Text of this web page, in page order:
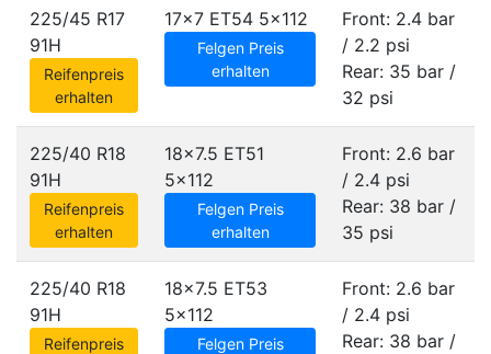
225/45 R17
91H
Reifenpreis
erhalten
17x7 ET54 5x112
Felgen Preis
erhalten
Front: 2.4 bar
/ 2.2 psi
Rear: 35 bar /
32 psi
225/40 R18
91H
Reifenpreis
erhalten
18x7.5 ET51
5x112
Felgen Preis
erhalten
Front: 2.6 bar
/ 2.4 psi
Rear: 38 bar /
35 psi
225/40 R18
91H
Reifenpreis
18x7.5 ET53
5x112
Felgen Preis
Front: 2.6 bar
/ 2.4 psi
Rear: 38 bar /